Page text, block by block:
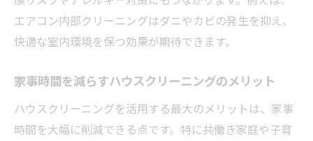
エアコン内部クリーニングはダニやカビの発生を抑え、
快適な室内環境を保つ効果が期待できます。
家事時間を減らすハウスクリーニングのメリット
ハウスクリーニングを活用する最大のメリットは、家事
時間を大幅に削減できる点です。特に共働き家庭や子育